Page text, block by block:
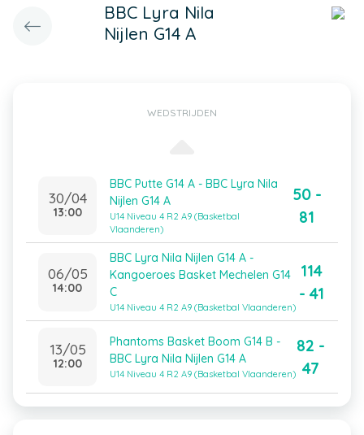
BBC Lyra Nila
Nijlen G14 A
WEDSTRIJDEN
30/04
13:00
BBC Putte G14 A - BBC Lyra Nila
Nijlen G14 A
U14 Niveau 4 R2 A9 (Basketbal
Vlaanderen)
50 -
81
06/05
14:00
BBC Lyra Nila Nijlen G14 A -
Kangoeroes Basket Mechelen G14
C
U14 Niveau 4 R2 A9 (Basketbal Vlaanderen)
114
- 41
13/05
12:00
Phantoms Basket Boom G14 B -
BBC Lyra Nila Nijlen G14 A
U14 Niveau 4 R2 A9 (Basketbal Vlaanderen)
82 -
47